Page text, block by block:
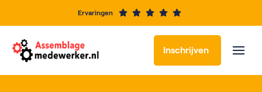
Ervaringen
Inschrijven